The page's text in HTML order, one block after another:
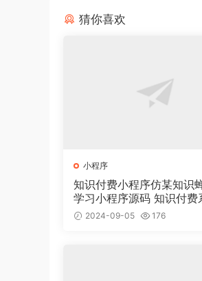
猜你喜欢
小程序
知识付费小程序仿某知识
学习小程序源码 知识付费
2024-09-05 176